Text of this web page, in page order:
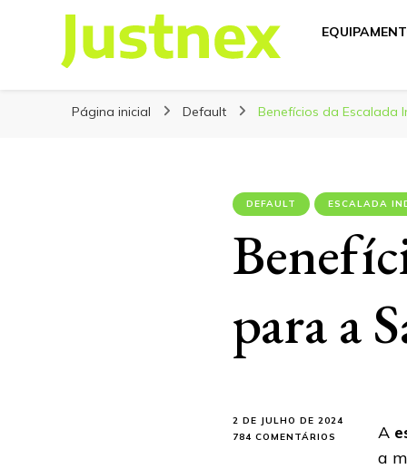
Justnex
Página inicial Default Benefícios da Escalada
DEFAULT ESCALADA
para a
2 DE JULHO DE 2024
784 COMENTÁRIOS
A
a